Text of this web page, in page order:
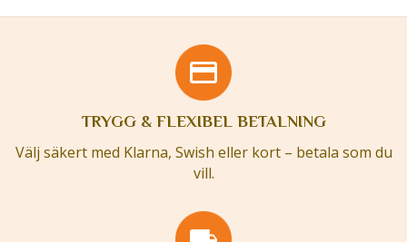
TRYGG & FLEXIBEL BETALNING
Välj säkert med Klarna, Swish eller kort – betala som du
vill.